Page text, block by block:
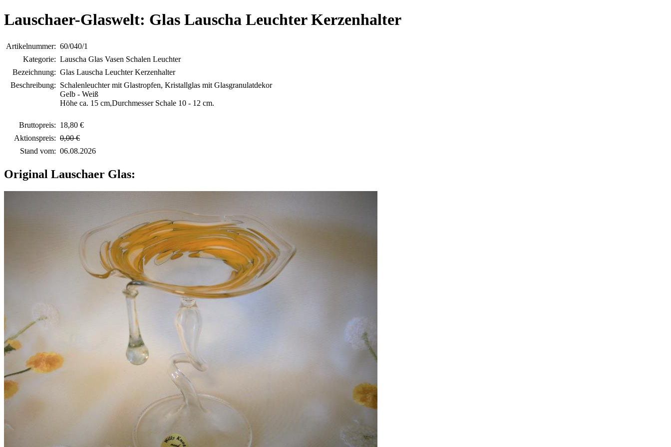
Lauschaer-Glaswelt: Glas Lauscha Leuchter Kerzenhalter
Artikelnummer: 60/040/1
Kategorie: Lauscha Glas Vasen Schalen Leuchter
Bezeichnung: Glas Lauscha Leuchter Kerzenhalter
Beschreibung: Schalenleuchter mit Glastropfen, Kristallglas mit Glasgranulatdekor
Gelb - Weiß
Höhe ca. 15 cm,Durchmesser Schale 10 - 12 cm.
Bruttopreis: 18,80 €
Aktionspreis: 0,00 €
Stand vom: 06.08.2026
Original Lauschaer Glas: